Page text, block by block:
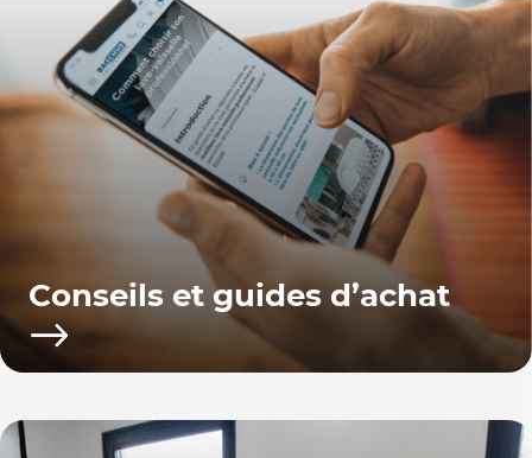
Conseils et guides d’achat